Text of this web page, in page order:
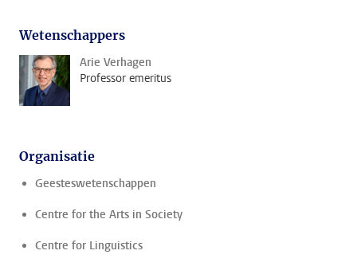
Wetenschappers
Arie Verhagen
Professor emeritus
Organisatie
Geesteswetenschappen
Centre for the Arts in Society
Centre for Linguistics